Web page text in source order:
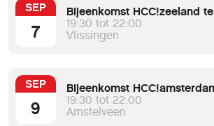
SEP
7
Bijeenkomst HCC!zeeland
19:30 tot 22:00
Vlissingen
SEP
9
Bijeenkomst
19:30 tot 22:00
Amstelveen